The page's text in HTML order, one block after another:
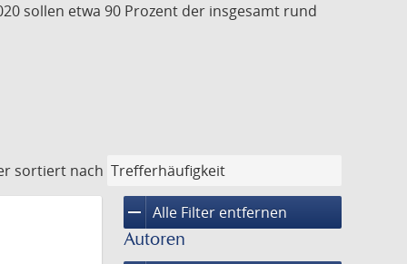
sollen etwa 90 Prozent der insgesamt rund
sortiert nach
remove Alle Filter entfernen
Autoren